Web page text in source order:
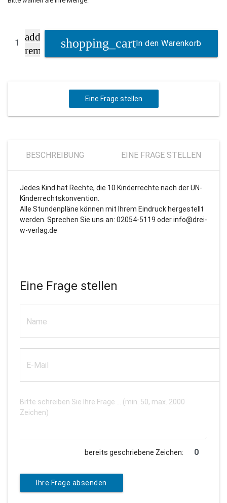
add
remove
In den Warenkorb
Eine Frage stellen
BESCHREIBUNG EINE FRAGE STELLEN
Jedes Kind hat Rechte, die 10 Kinderrechte nach der UN-
Kinderrechtskonvention.
Alle Stundenpläne können mit Ihrem Eindruck hergestellt
werden. Sprechen Sie uns an: 02054-5119 oderinfo@drei-
w-verlag.de
Eine Frage stellen
bereits geschriebene Zeichen:
Ihre Frage absenden